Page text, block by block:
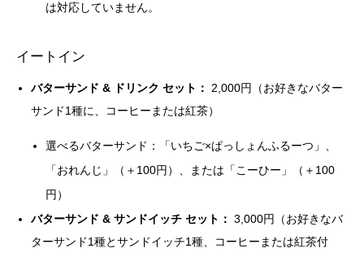
は対応していません。
イートイン
バターサンド & ドリンク セット：
2,000円（お好きなバター
サンド1種に、コーヒーまたは紅茶）
選べるバターサンド：「いちご×ぱっしょんふるーつ」、
「おれんじ」（＋100円）、または「こーひー」（＋100
円）
バターサンド & サンドイッチ セット： 3,000円（お好きなバ
ターサンド1種とサンドイッチ1種、コーヒーまたは紅茶付